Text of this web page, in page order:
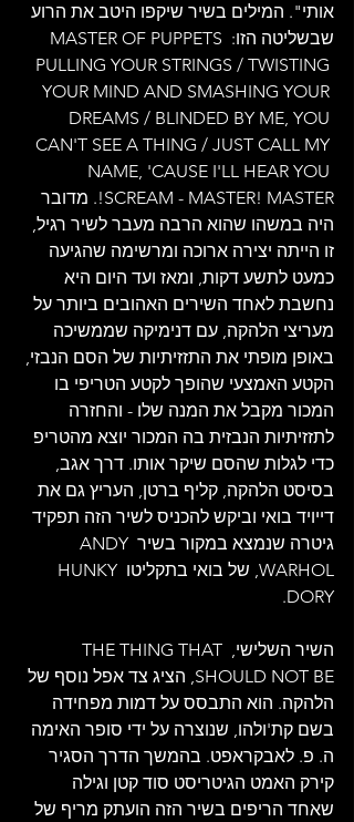
אותי". המילים בשיר שיקפו היטב את הרוע
שבשליטה הזו: MASTER OF PUPPETS
PULLING YOUR STRINGS / TWISTING
YOUR MIND AND SMASHING YOUR
DREAMS / BLINDED BY ME, YOU
CAN'T SEE A THING / JUST CALL MY
NAME, 'CAUSE I'LL HEAR YOU
SCREAM - MASTER! MASTER!. מדובר
היה במשהו שהוא הרבה מעבר לשיר רגיל,
זו הייתה יצירה ארוכה ומרשימה שהגיעה
כמעט לתשע דקות, ומאז ועד היום היא
נחשבת לאחד השירים האהובים ביותר על
מעריצי הלהקה, עם דנימיקה שממשיכה
באופן מופתי את התזזיתיות של הסם הנבזי,
הקטע האמצעי שהופך לקטע הטריפי בו
המכור מקבל את המנה שלו - והחזרה
לתזזיתיות הנבזית בה המכור יוצא מהטריפ
כדי לגלות שהסם שיקר אותו. דרך אגב,
בסיסט הלהקה, קליף ברטן, העריץ גם את
דייויד בואי וביקש להכניס לשיר הזה תפקיד
גיטרה שנמצא במקור בשיר ANDY
WARHOL, של בואי בתקליטו HUNKY
DORY.
השיר השלישי, THE THING THAT
SHOULD NOT BE, הציג צד אפל נוסף של
הלהקה. הוא התבסס על דמות מפחידה
בשם קת'ולהו, שנוצרה על ידי סופר האימה
ה. פ. לאבקראפט. בהמשך הדרך הסגיר
קירק האמט הגיטריסט סוד קטן וגילה
שאחד הריפים בשיר הזה הועתק מריף של